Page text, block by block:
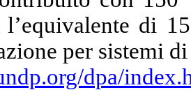
l’equivalente di
per sistemi
dpa/